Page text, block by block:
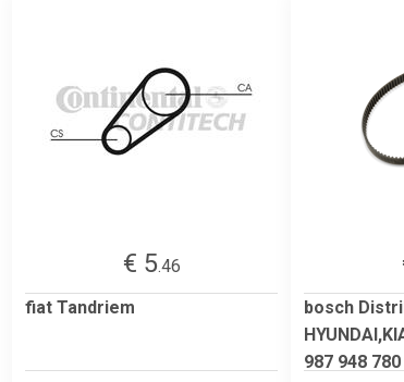
€ 5.46
fiat Tandriem
bosch
987 948 780